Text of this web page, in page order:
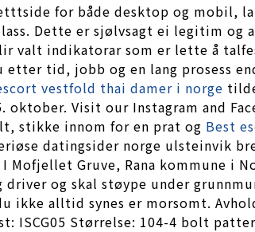
for både desktop og mobil,
Dette er sjølvsagt ei legitim og
valt indikatorar som er lette å
etter tid, jobb og en lang prosess
vestfold thai damer i norge
Visit our Instagram and
stikke innom for en prat og Best
datingsider norge ulsteinvik
Gruve, Rana kommune i
og skal støype under
ikke alltid synes er morsomt.
ISCG05 Størrelse: 104-4 bolt